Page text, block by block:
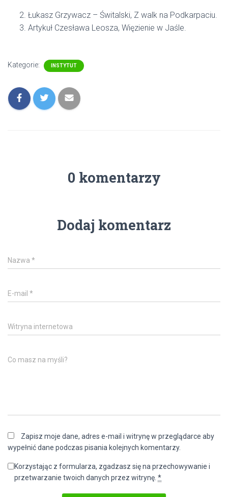
Łukasz Grzywacz – Świtalski, Z walk na Podkarpaciu.
Artykuł Czesława Leosza, Więzienie w Jaśle.
Kategorie: INSTYTUT
0 komentarzy
Dodaj komentarz
Nazwa *
E-mail *
Witryna internetowa
Co masz na myśli?
Zapisz moje dane, adres e-mail i witrynę w przeglądarce aby
wypełnić dane podczas pisania kolejnych komentarzy.
Korzystając z formularza, zgadzasz się na przechowywanie i
przetwarzanie twoich danych przez witrynę. *